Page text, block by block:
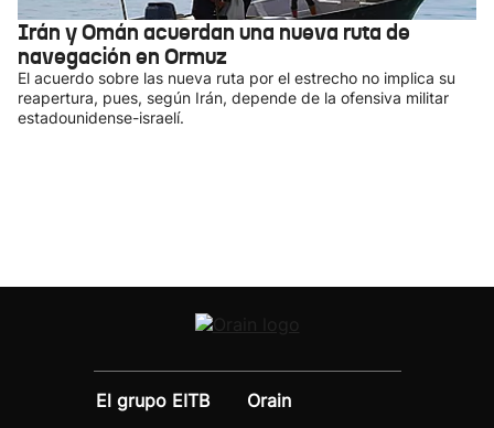
Irán y Omán acuerdan una nueva ruta de
navegación en Ormuz
El acuerdo sobre las nueva ruta por el estrecho no implica su
reapertura, pues, según Irán, depende de la ofensiva militar
estadounidense-israelí.
El grupo EITB
Orain